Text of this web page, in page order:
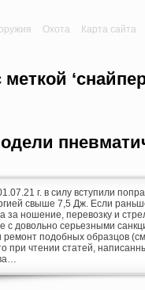
Охота Карта сайта
г. в силу вступили
свыше 7,5 Дж. Если
за ношение, перевозку и
с довольно серьезными
ремонт подобных образцов
при чтении статей,